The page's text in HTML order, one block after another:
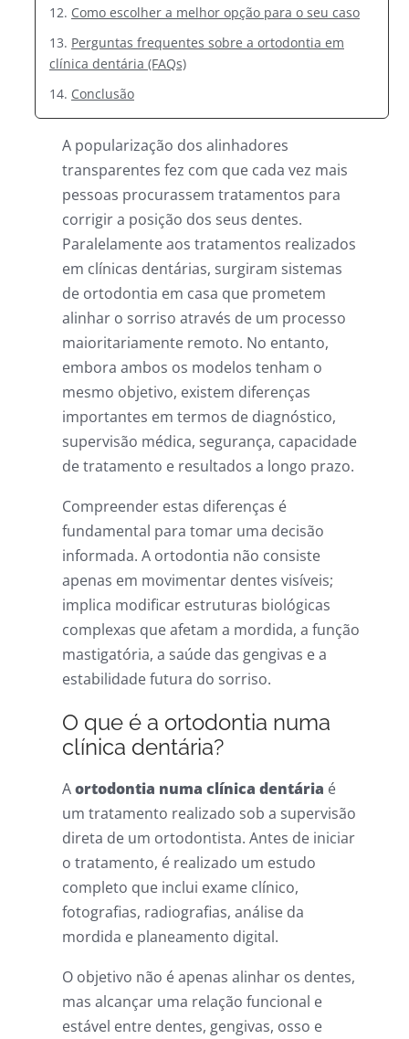
Como escolher a melhor opção para o seu caso
Perguntas frequentes sobre a ortodontia em
clínica dentária (FAQs)
Conclusão
A popularização dos alinhadores
transparentes fez com que cada vez mais
pessoas procurassem tratamentos para
corrigir a posição dos seus dentes.
Paralelamente aos tratamentos realizados
em clínicas dentárias, surgiram sistemas
de ortodontia em casa que prometem
alinhar o sorriso através de um processo
maioritariamente remoto. No entanto,
embora ambos os modelos tenham o
mesmo objetivo, existem diferenças
importantes em termos de diagnóstico,
supervisão médica, segurança, capacidade
de tratamento e resultados a longo prazo.
Compreender estas diferenças é
fundamental para tomar uma decisão
informada. A ortodontia não consiste
apenas em movimentar dentes visíveis;
implica modificar estruturas biológicas
complexas que afetam a mordida, a função
mastigatória, a saúde das gengivas e a
estabilidade futura do sorriso.
O que é a ortodontia numa
clínica dentária?
Aortodontia numa clínica dentária é
um tratamento realizado sob a supervisão
direta de um ortodontista. Antes de iniciar
o tratamento, é realizado um estudo
completo que inclui exame clínico,
fotografias, radiografias, análise da
mordida e planeamento digital.
O objetivo não é apenas alinhar os dentes,
mas alcançar uma relação funcional e
estável entre dentes, gengivas, osso e